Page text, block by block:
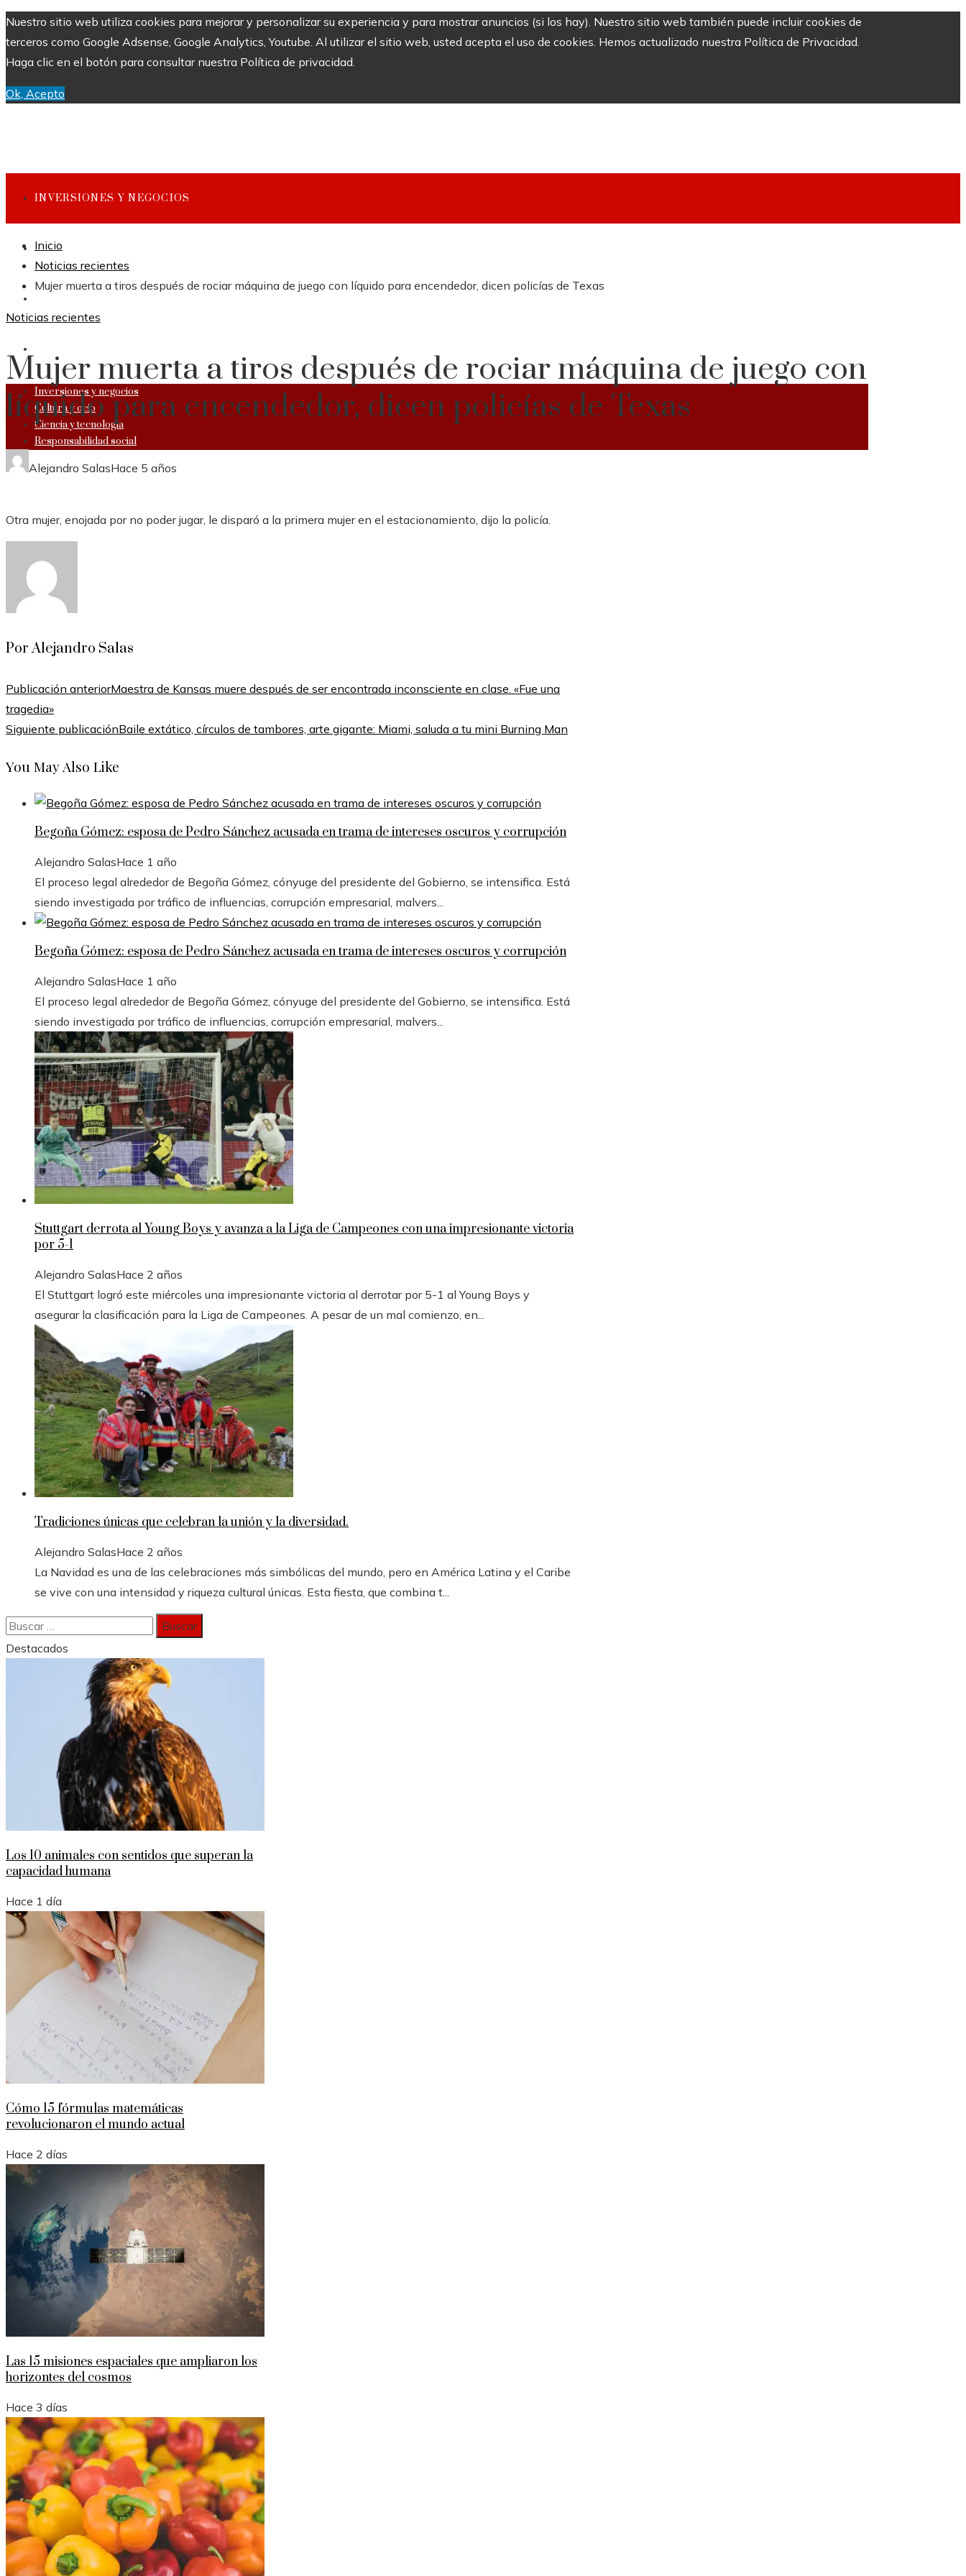
Nuestro sitio web utiliza cookies para mejorar y personalizar su experiencia y para mostrar anuncios (si los hay). Nuestro sitio web también puede incluir cookies de
terceros como Google Adsense, Google Analytics, Youtube. Al utilizar el sitio web, usted acepta el uso de cookies. Hemos actualizado nuestra Política de Privacidad.
Haga clic en el botón para consultar nuestra Política de privacidad.
Ok, Acepto
INVERSIONES Y NEGOCIOS
CULTURA Y OCIO
Inversiones y negocios
Cultura y ocio
Ciencia y tecnología
Responsabilidad social
Inicio
Noticias recientes
Mujer muerta a tiros después de rociar máquina de juego con líquido para encendedor, dicen policías de Texas
Noticias recientes
Mujer muerta a tiros después de rociar máquina de juego con
líquido para encendedor, dicen policías de Texas
Alejandro SalasHace 5 años
Otra mujer, enojada por no poder jugar, le disparó a la primera mujer en el estacionamiento, dijo la policía.
Por Alejandro Salas
Publicación anteriorMaestra de Kansas muere después de ser encontrada inconsciente en clase. «Fue una
tragedia»
Siguiente publicaciónBaile extático, círculos de tambores, arte gigante: Miami, saluda a tu mini Burning Man
You May Also Like
Begoña Gómez: esposa de Pedro Sánchez acusada en trama de intereses oscuros y corrupción
Alejandro SalasHace 1 año
El proceso legal alrededor de Begoña Gómez, cónyuge del presidente del Gobierno, se intensifica. Está
siendo investigada por tráfico de influencias, corrupción empresarial, malvers...
Begoña Gómez: esposa de Pedro Sánchez acusada en trama de intereses oscuros y corrupción
Alejandro SalasHace 1 año
El proceso legal alrededor de Begoña Gómez, cónyuge del presidente del Gobierno, se intensifica. Está
siendo investigada por tráfico de influencias, corrupción empresarial, malvers...
Stuttgart derrota al Young Boys y avanza a la Liga de Campeones con una impresionante victoria
por 5-1
Alejandro SalasHace 2 años
El Stuttgart logró este miércoles una impresionante victoria al derrotar por 5-1 al Young Boys y
asegurar la clasificación para la Liga de Campeones. A pesar de un mal comienzo, en...
Tradiciones únicas que celebran la unión y la diversidad.
Alejandro SalasHace 2 años
La Navidad es una de las celebraciones más simbólicas del mundo, pero en América Latina y el Caribe
se vive con una intensidad y riqueza cultural únicas. Esta fiesta, que combina t...
Buscar:
Destacados
Los 10 animales con sentidos que superan la
capacidad humana
Hace 1 día
Cómo 15 fórmulas matemáticas
revolucionaron el mundo actual
Hace 2 días
Las 15 misiones espaciales que ampliaron los
horizontes del cosmos
Hace 3 días